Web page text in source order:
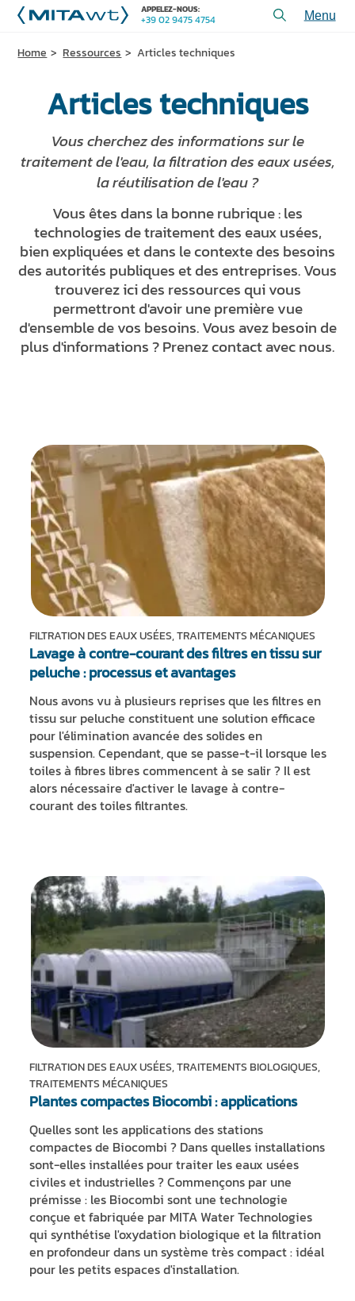
PROJETS
ARTICLES TECHNIQUES
ACTUALITÉS ET ÉVÉNEMENTS
FR EN IT DE ES
APPELEZ-NOUS:
+39 02 9475 4754
PRODUITS
APPLICATIONS et SOLUTIONS
QUI SOMMES-NOUS
CONTACTEZ-NOUS
APPELEZ-NOUS: +39 02 9475 4754
Home Ressources Articles techniques
Articles techniques
Vous cherchez des informations sur le
traitement de l'eau, la filtration des eaux usées,
la réutilisation de l'eau ?
Vous êtes dans la bonne rubrique : les
technologies de traitement des eaux usées,
bien expliquées et dans le contexte des besoins
des autorités publiques et des entreprises. Vous
trouverez ici des ressources qui vous
permettront d'avoir une première vue
d'ensemble de vos besoins. Vous avez besoin de
plus d'informations ? Prenez contact avec nous.
FILTRATION DES EAUX USÉES, TRAITEMENTS MÉCANIQUES
Lavage à contre-courant des filtres en tissu sur
peluche : processus et avantages
Nous avons vu à plusieurs reprises que les filtres en
tissu sur peluche constituent une solution efficace
pour l'élimination avancée des solides en
suspension. Cependant, que se passe-t-il lorsque les
toiles à fibres libres commencent à se salir ? Il est
alors nécessaire d'activer le lavage à contre-
courant des toiles filtrantes.
FILTRATION DES EAUX USÉES, TRAITEMENTS BIOLOGIQUES,
TRAITEMENTS MÉCANIQUES
Plantes compactes Biocombi : applications
Quelles sont les applications des stations
compactes de Biocombi ? Dans quelles installations
sont-elles installées pour traiter les eaux usées
civiles et industrielles ? Commençons par une
prémisse : les Biocombi sont une technologie
conçue et fabriquée par MITA Water Technologies
qui synthétise l'oxydation biologique et la filtration
en profondeur dans un système très compact : idéal
pour les petits espaces d'installation.